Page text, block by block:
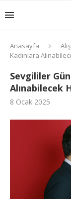
Anasayfa
Kadınlara
Sevgililer
Alınabilecek
8 Ocak 2025